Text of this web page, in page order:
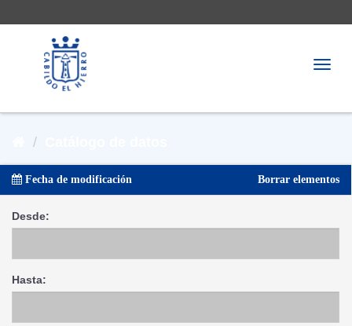
Fecha de modificación Borrar elementos
Desde
Hasta